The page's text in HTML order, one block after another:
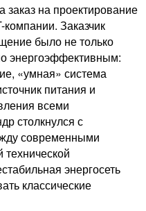
заказ на проектирование
Заказчик
было не только
энергоэффективным:
«умная» система
питания и
всеми
столкнулся с
современными
энергосеть
классические